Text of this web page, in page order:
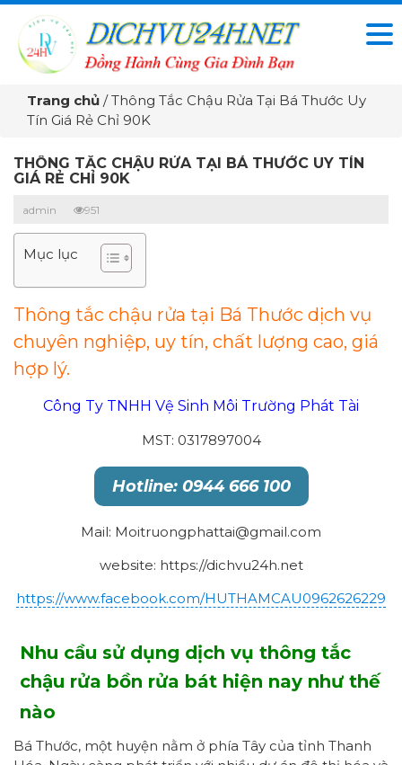
Trang chủ /Thông Tắc Chậu Rửa Tại Bá Thước Uy
Tín Giá Rẻ Chỉ 90K
THÔNG TẮC CHẬU RỬA TẠI BÁ THƯỚC UY TÍN
GIÁ RẺ CHỈ 90K
admin 951
Mục lục
Thông tắc chậu rửa tại Bá Thước dịch vụ
chuyên nghiệp, uy tín, chất lượng cao, giá
hợp lý.
Công Ty TNHH Vệ Sinh Môi Trường Phát Tài
MST: 0317897004
Hotline: 0944 666 100
Mail: Moitruongphattai@gmail.com
website: https://dichvu24h.net
https://www.facebook.com/HUTHAMCAU0962626229
Nhu cầu sử dụng dịch vụ thông tắc
chậu rửa bồn rửa bát hiện nay như thế
nào
Bá Thước, một huyện nằm ở phía Tây của tỉnh Thanh